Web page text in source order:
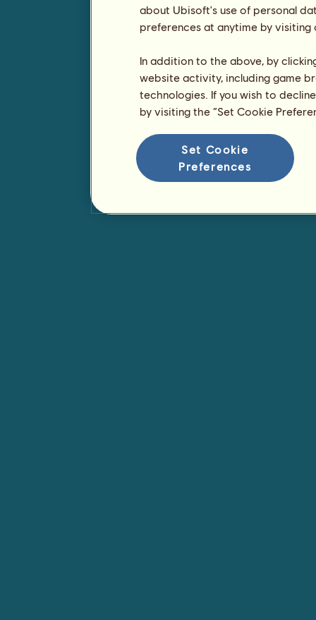
about Ubisoft's use of personal
preferences at anytime by
In addition to the above, by
website activity, including game
technologies. If you wish to
by visiting the “Set Cookie
Set Cookie
Preferences